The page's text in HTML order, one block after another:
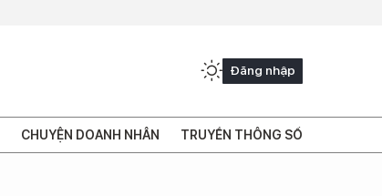
Đăng nhập
CHUYỆN DOANH NHÂN TRUYỀN THÔNG SỐ